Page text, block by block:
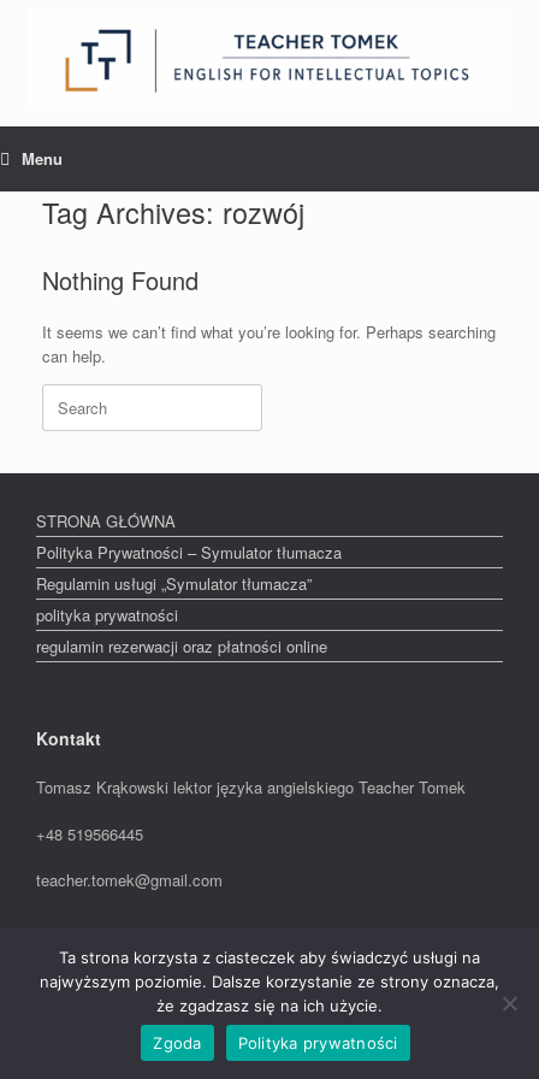
Menu
Tag Archives: rozwój
Nothing Found
It seems we can’t find what you’re looking for. Perhaps searching
can help.
Search
for:
STRONA GŁÓWNA
Polityka Prywatności – Symulator tłumacza
Regulamin usługi „Symulator tłumacza”
polityka prywatności
regulamin rezerwacji oraz płatności online
Kontakt
Tomasz Krąkowski lektor języka angielskiego Teacher Tomek
+48 519566445
teacher.tomek@gmail.com
ASiteOriginTheme
Ta strona korzysta z ciasteczek aby świadczyć usługi na
najwyższym poziomie. Dalsze korzystanie ze strony oznacza,
że zgadzasz się na ich użycie.
Zgoda
Polityka prywatności